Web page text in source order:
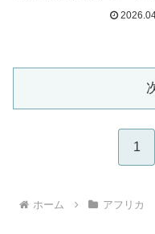
穴場までリアルな見どこ
1
ホーム アフリカ